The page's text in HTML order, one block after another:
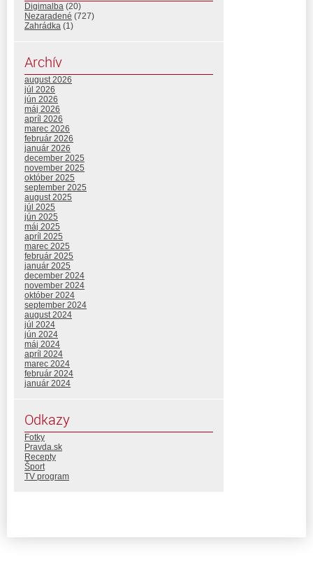
Digimalba (20)
Nezaradené (727)
Zahrádka (1)
Archív
august 2026
júl 2026
jún 2026
máj 2026
apríl 2026
marec 2026
február 2026
január 2026
december 2025
november 2025
október 2025
september 2025
august 2025
júl 2025
jún 2025
máj 2025
apríl 2025
marec 2025
február 2025
január 2025
december 2024
november 2024
október 2024
september 2024
august 2024
júl 2024
jún 2024
máj 2024
apríl 2024
marec 2024
február 2024
január 2024
Odkazy
Fotky
Pravda.sk
Recepty
Šport
TV program